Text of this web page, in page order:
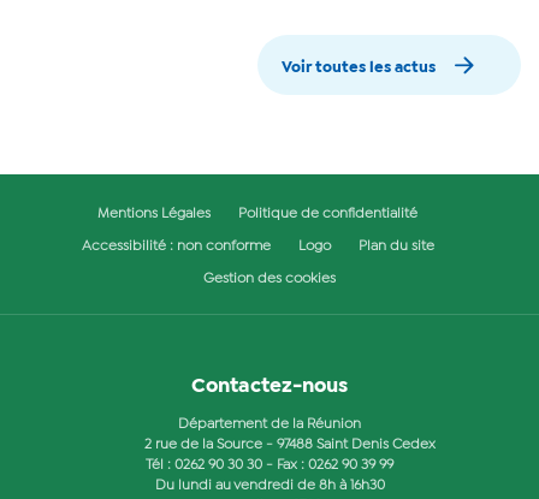
Voir toutes les actus
Mentions Légales Politique de confidentialité
Accessibilité : non conforme Logo Plan du site
Gestion des cookies
Contactez-nous
Département de la Réunion
2 rue de la Source - 97488 Saint Denis Cedex
Tél : 0262 90 30 30 - Fax : 0262 90 39 99
Du lundi au vendredi de 8h à 16h30